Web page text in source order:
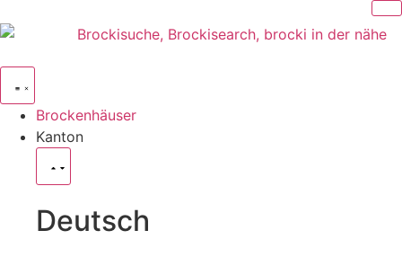
Brockenhäuser
Kanton
Deutsch